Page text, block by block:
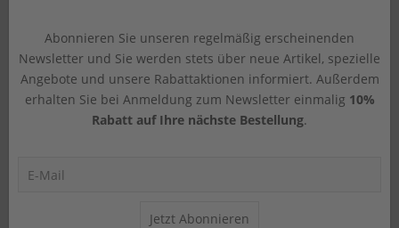
Abonnieren Sie unseren regelmäßig erscheinenden
Newsletter und Sie werden stets über neue Artikel, spezielle
Angebote und unsere Rabattaktionen informiert. Außerdem
erhalten Sie bei Anmeldung zum Newsletter einmalig 10%
Rabatt auf Ihre nächste Bestellung.
Jetzt Abonnieren